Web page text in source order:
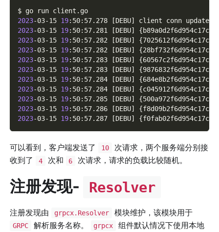
$ go run client.go
2023-03-15 19:50:57.278 [DEBU]
client conn updated
2023-03-15 19:50:57.281 [DEBU] {
2023-03-15 19:50:57.282 [DEBU] {
2023-03-15 19:50:57.282 [DEBU] {
2023-03-15 19:50:57.283 [DEBU] {
2023-03-15 19:50:57.283 [DEBU] {
2023-03-15 19:50:57.284 [DEBU] {
2023-03-15 19:50:57.284 [DEBU] {
2023-03-15 19:50:57.285 [DEBU] {
2023-03-15 19:50:57.286 [DEBU] {
2023-03-15 19:50:57.287 [DEBU] {
可以看到，客户端发送了 10
次请求，两个服务端分别接
收到了
4 次和 6 次请求，请求的负载比较随机。
注册发现- Resolver
注册发现由 grpcx.Resolver 模块维护，该模块用于
GRPC 解析服务名称。 grpcx
组件默认情况下使用本地